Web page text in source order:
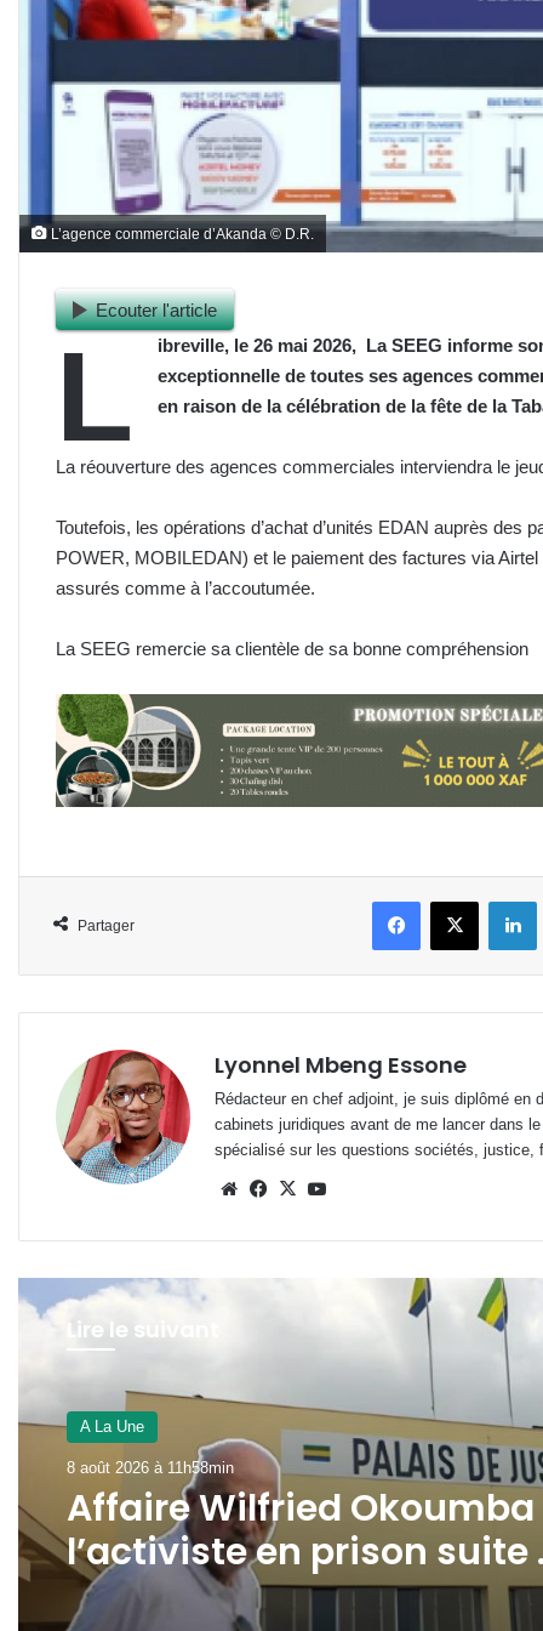
L’agence commerciale d’Akanda © D.R.
Ecouter l'article
L
ibreville, le 26 mai 2026, La SEEG informe
exceptionnelle de toutes ses agences
en raison de la célébration de la fête de la
La réouverture des agences commerciales interviendra le
Toutefois, les opérations d’achat d’unités EDAN auprès des
POWER, MOBILEDAN) et le paiement des factures via
assurés comme à l’accoutumée.
La SEEG remercie sa clientèle de sa bonne compréhension
Partager
FacebookX
Lyonnel Mbeng Essone
Rédacteur en chef adjoint, je suis diplômé
cabinets juridiques avant de me lancer dans
spécialisé sur les questions sociétés,
WebsiteFacebook
X
Lire le suivant
A La Une
8 août 2026 à 11h58min
A La Une
7 août 2026 à 16h17min
SEEG : l’interconnexion
électrique avec la Guinée
Équatoriale avance dans